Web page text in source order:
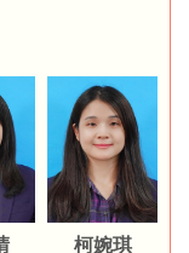
柯婉琪